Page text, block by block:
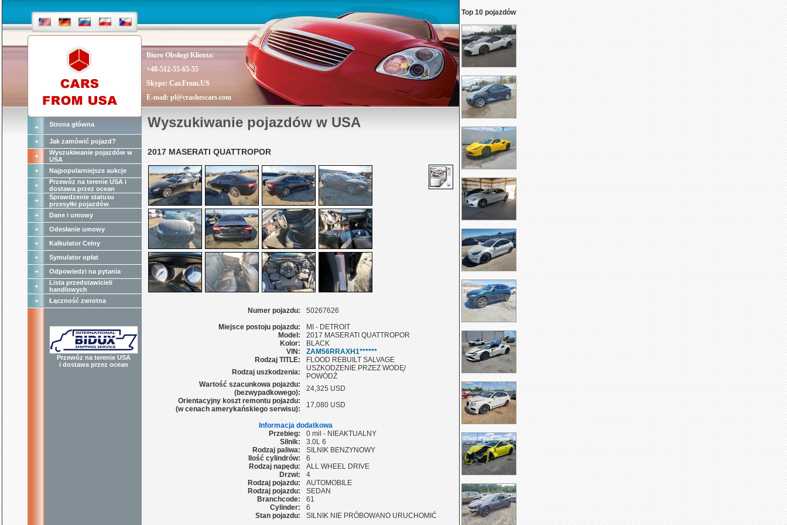
Biuro Obsługi Klienta:
+48-512-55-65-55
Skype:Car.From.US
E-mail:pl@crashescars.com
Strona główna
Jak zamówić pojazd?
Wyszukiwanie pojazdów w
USA
Najpopularniejsze aukcje
Przewóz na terenie USA i
dostawa przez ocean
Sprawdzenie statusu
przesyłki pojazdów
Dane i umowy
Odesłanie umowy
Kalkulator Celny
Symulator opłat
Odpowiedzi na pytania
Lista przedstawicieli
handlowych
Łączność zwrotna
Przewóz na terenie USA
i dostawa przez ocean
Wyszukiwanie pojazdów w USA
2017 MASERATI QUATTROPOR
Numer pojazdu:
50267626
Miejsce postoju pojazdu:
MI - DETROIT
Model:
2017 MASERATI QUATTROPOR
Kolor:
BLACK
VIN:
ZAM56RRAXH1******
Rodzaj TITLE:
FLOOD REBUILT SALVAGE
Rodzaj uszkodzenia:
USZKODZENIE PRZEZ WODĘ/
POWÓDŹ
Wartość szacunkowa pojazdu:
(bezwypadkowego):
24,325 USD
Orientacyjny koszt remontu pojazdu:
(w cenach amerykańskiego serwisu):
17,080 USD
Informacja dodatkowa
Przebieg:
0 mil - NIEAKTUALNY
Silnik:
3.0L 6
Rodzaj paliwa:
SILNIK BENZYNOWY
Ilość cylindrów:
6
Rodzaj napędu:
ALL WHEEL DRIVE
Drzwi:
4
Rodzaj pojazdu:
AUTOMOBILE
Rodzaj pojazdu:
SEDAN
Branchcode:
61
Cylinder:
6
Stan pojazdu:
SILNIK NIE PRÓBOWANO URUCHOMIĆ
Top 10 pojazdów